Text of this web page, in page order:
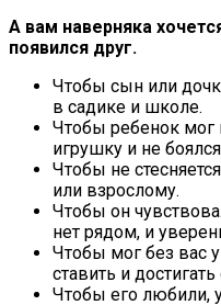
А вам наверняка
появился друг.
Чтобы сын или
в садике и школе.
Чтобы ребенок
игрушку и не
Чтобы не
или взрослому.
Чтобы он
нет рядом, и
Чтобы мог без вас
ставить и
Чтобы его любили,